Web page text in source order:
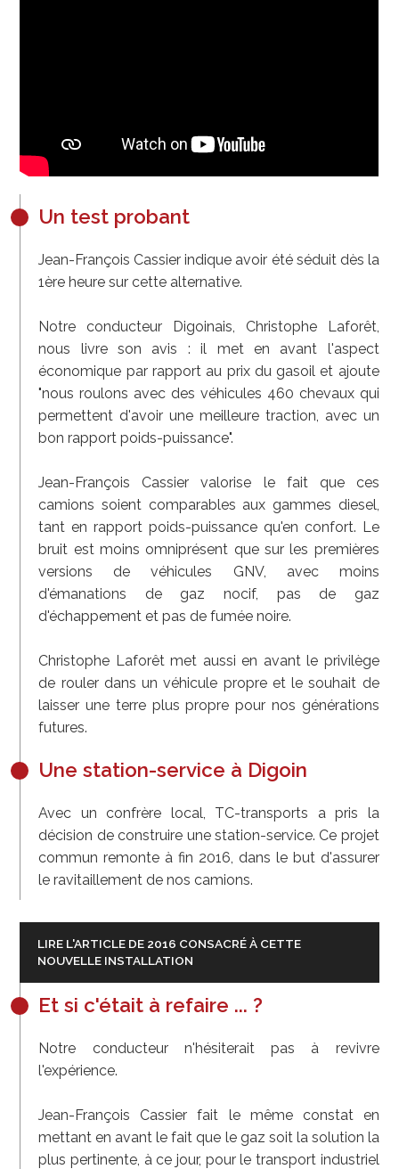
Un test probant
Jean-François Cassier indique avoir été séduit dès la
1ère heure sur cette alternative.
Notre conducteur Digoinais, Christophe Laforêt,
nous livre son avis : il met en avant l'aspect
économique par rapport au prix du gasoil et ajoute
"nous roulons avec des véhicules 460 chevaux qui
permettent d'avoir une meilleure traction, avec un
bon rapport poids-puissance".
Jean-François Cassier valorise le fait que ces
camions soient comparables aux gammes diesel,
tant en rapport poids-puissance qu'en confort. Le
bruit est moins omniprésent que sur les premières
versions de véhicules GNV, avec moins
d'émanations de gaz nocif, pas de gaz
d'échappement et pas de fumée noire.
Christophe Laforêt met aussi en avant le privilège
de rouler dans un véhicule propre et le souhait de
laisser une terre plus propre pour nos générations
futures.
Une station-service à Digoin
Avec un confrère local, TC-transports a pris la
décision de construire une station-service. Ce projet
commun remonte à fin 2016, dans le but d'assurer
le ravitaillement de nos camions.
LIRE L'ARTICLE DE 2016 CONSACRÉ À CETTE
NOUVELLE INSTALLATION
Et si c'était à refaire ... ?
Notre conducteur n'hésiterait pas à revivre
l'expérience.
Jean-François Cassier fait le même constat en
mettant en avant le fait que le gaz soit la solution la
plus pertinente, à ce jour, pour le transport industriel